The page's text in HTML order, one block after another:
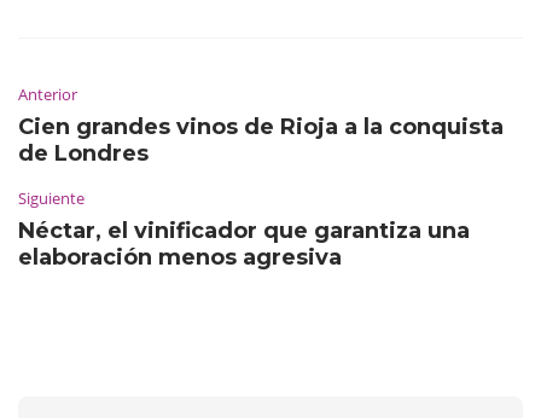
Anterior
Cien grandes vinos de Rioja a la conquista
de Londres
Siguiente
Néctar, el vinificador que garantiza una
elaboración menos agresiva